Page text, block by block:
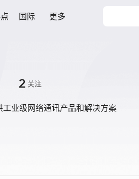
国际 更多
2 关注
业级网络通讯产品和解决方案